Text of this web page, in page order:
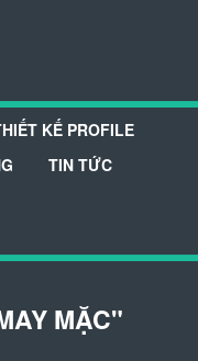
KẾ PROFILE
TIN TỨC
MẶC"